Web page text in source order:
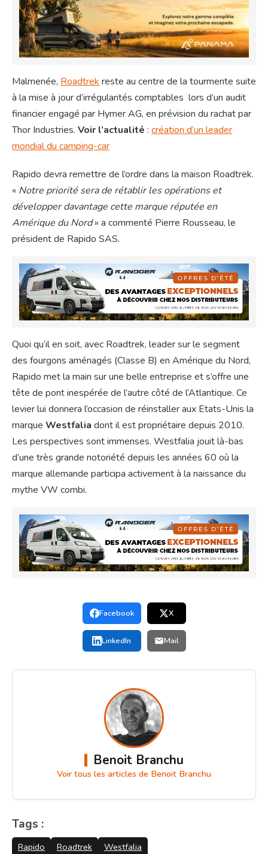
Malmenée, Roadtrek reste au centre de la tourmente suite
à la mise à jour d’irrégularités comptables lors d’un audit
financier engagé par Hymer AG, en prévision du rachat par
Thor Industries. Voir l’actualité : création d’un leader
mondial du camping-car
Rapido devra remettre de l’ordre dans la maison Roadtrek.
« Notre priorité sera de rétablir les opérations et
développer davantage cette marque réputée en
Amérique du Nord» a commenté Pierre Rousseau, le
président de Rapido SAS.
Quoi qu’il en soit, avec Roadtrek, leader sur le segment
des fourgons aménagés (Classe B) en Amérique du Nord,
Rapido met la main sur une belle entreprise et s’offre une
tête de pont inespérée de l’autre côté de l’Atlantique. Ce
levier lui donnera l’occasion de réinstaller aux Etats-Unis la
marque Westfalia dont il est propriétaire depuis 2010.
Les perspectives sont immenses. Westfalia jouit là-bas
d’une très grande notoriété depuis les années 60 où la
marque allemande participa activement à la naissance du
mythe VW combi.
Facebook X
LinkedIn Mail
Benoit Branchu
Voir tous les articles de Benoit Branchu
Tags :
Rapido Roadtrek Westfalia